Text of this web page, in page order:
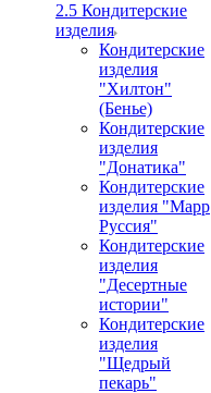
2.5 Кондитерские
изделия
Кондитерские
изделия
"Хилтон"
(Бенье)
Кондитерские
изделия
"Донатика"
Кондитерские
изделия "Марр
Руссия"
Кондитерские
изделия
"Десертные
истории"
Кондитерские
изделия
"Щедрый
пекарь"